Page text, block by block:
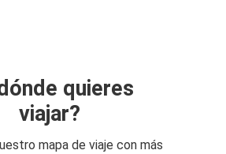
quieres
viajar?
mapa de viaje con más